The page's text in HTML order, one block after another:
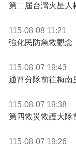
115-08-08 11:21
強化民防急救觀念
115-08-07 19:43
通霄分隊前往梅南
115-08-07 19:38
第四救災救護大隊
115-08-07 19:26